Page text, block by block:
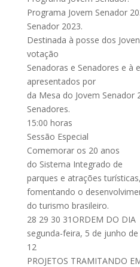
Programa Jovem Senador
Senador 2023.
Destinada à posse dos
votação
Senadoras e Senadores e à
apresentados por
da Mesa do Jovem Senador
Senadores.
15:00 horas
Sessão Especial
Comemorar os 20 anos
do Sistema Integrado de
parques e atrações turísticas,
fomentando o
do turismo brasileiro.
28 29 30 31ORDEM DO DIA
segunda-feira, 5 de junho de
12
PROJETOS TRAMITANDO